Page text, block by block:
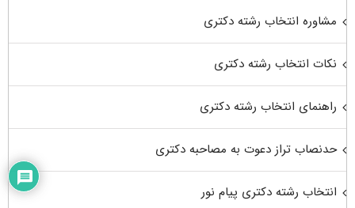
مشاوره انتخاب رشته دکتری
نکات انتخاب رشته دکتری
راهنمای انتخاب رشته دکتری
حدنصاب تراز دعوت به مصاحبه دکتری
انتخاب رشته دکتری پیام نور